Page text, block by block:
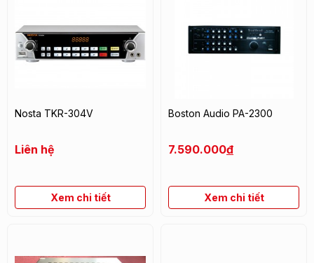
Nosta TKR-304V
Liên hệ
Xem chi tiết
Boston Audio PA-2300
7.590.000đ
Xem chi tiết